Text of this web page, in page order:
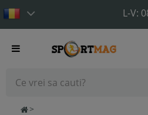
L-V:
Toggle
>